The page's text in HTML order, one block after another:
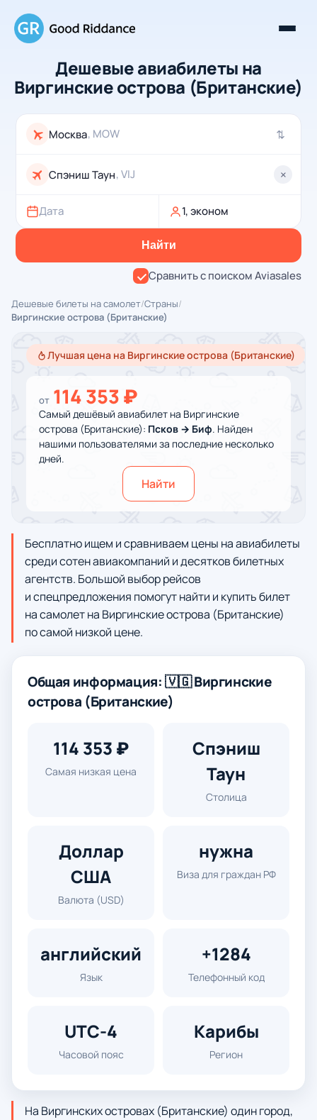
Дешевые авиабилеты на
Виргинские острова (Британские)
, MOW ⇄
, VIJ ×
Дата 1, эконом
Найти
Сравнить с поиском Aviasales
Дешевые билеты на самолет/Страны/
Виргинские острова (Британские)
Лучшая цена на Виргинские острова (Британские)
от 114 353 ₽
Самый дешёвый авиабилет на Виргинские
острова (Британские): Псков → Биф. Найден
нашими пользователями за последние несколько
дней.
Найти
Бесплатно ищем и сравниваем цены на авиабилеты
среди сотен авиакомпаний и десятков билетных
агентств. Большой выбор рейсов
и спецпредложения помогут найти и купить билет
на самолет на Виргинские острова (Британские)
по самой низкой цене.
Общая информация: 🇻🇬 Виргинские
острова (Британские)
114 353 ₽
Самая низкая цена
Спэниш
Таун
Столица
Доллар
США
Валюта (USD)
нужна
Виза для граждан РФ
английский
Язык
+1284
Телефонный код
UTC-4
Часовой пояс
Карибы
Регион
На Виргинских островах (Британские) один город,